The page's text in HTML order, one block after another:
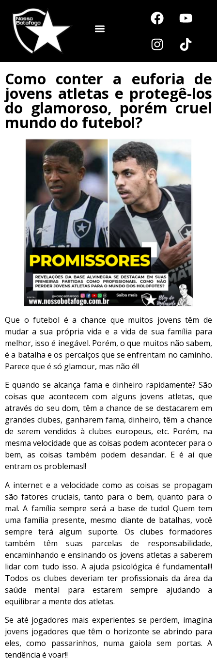
Como conter a euforia de
jovens atletas e protegê-los
do glamoroso, porém cruel
mundo do futebol?
Que o futebol é a chance que muitos jovens têm de
mudar a sua própria vida e a vida de sua família para
melhor, isso é inegável. Porém, o que muitos não sabem,
é a batalha e os percalços que se enfrentam no caminho.
Parece que é só glamour, mas não é!!
E quando se alcança fama e dinheiro rapidamente? São
coisas que acontecem com alguns jovens atletas, que
através do seu dom, têm a chance de se destacarem em
grandes clubes, ganharem fama, dinheiro, têm a chance
de serem vendidos à clubes europeus, etc. Porém, na
mesma velocidade que as coisas podem acontecer para o
bem, as coisas também podem desandar. E é aí que
entram os problemas!!
A internet e a velocidade como as coisas se propagam
são fatores cruciais, tanto para o bem, quanto para o
mal. A família sempre será a base de tudo! Quem tem
uma família presente, mesmo diante de batalhas, você
sempre terá algum suporte. Os clubes formadores
também têm suas parcelas de responsabilidade,
encaminhando e ensinando os jovens atletas a saberem
lidar com tudo isso. A ajuda psicológica é fundamental!!
Todos os clubes deveriam ter profissionais da área da
saúde mental para estarem sempre ajudando a
equilibrar a mente dos atletas.
Se até jogadores mais experientes se perdem, imagina
jovens jogadores que têm o horizonte se abrindo para
eles, como passarinhos, numa gaiola sem portas. A
tendência é voar!!